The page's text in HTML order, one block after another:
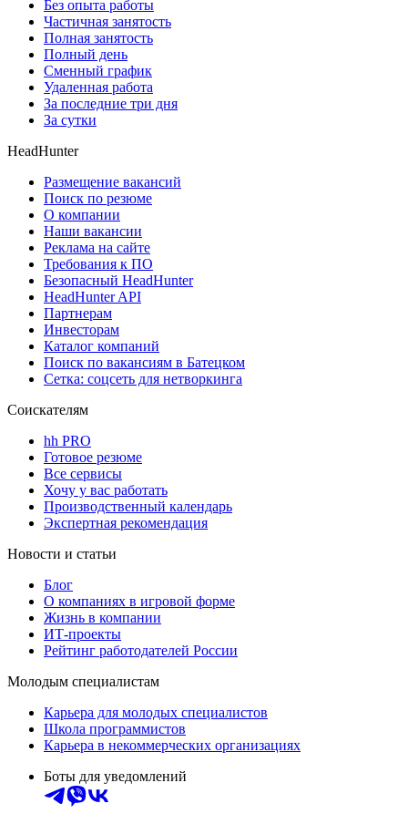
Без опыта работы
Частичная занятость
Полная занятость
Полный день
Сменный график
Удаленная работа
За последние три дня
За сутки
HeadHunter
Размещение вакансий
Поиск по резюме
О компании
Наши вакансии
Реклама на сайте
Требования к ПО
Безопасный HeadHunter
HeadHunter API
Партнерам
Инвесторам
Каталог компаний
Поиск по вакансиям в Батецком
Сетка: соцсеть для нетворкинга
Соискателям
hh PRO
Готовое резюме
Все сервисы
Хочу у вас работать
Производственный календарь
Экспертная рекомендация
Новости и статьи
Блог
О компаниях в игровой форме
Жизнь в компании
ИТ-проекты
Рейтинг работодателей России
Молодым специалистам
Карьера для молодых специалистов
Школа программистов
Карьера в некоммерческих организациях
Боты для уведомлений